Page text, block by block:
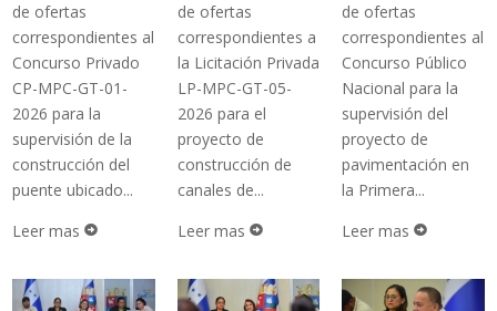
de ofertas
correspondientes al
Concurso Privado
CP-MPC-GT-01-
2026 para la
supervisión de la
construcción del
puente ubicado...
Leer mas 
de ofertas
correspondientes a
la Licitación Privada
LP-MPC-GT-05-
2026 para el
proyecto de
construcción de
canales de...
Leer mas 
de ofertas
correspondientes al
Concurso Público
Nacional para la
supervisión del
proyecto de
pavimentación en
la Primera...
Leer mas 